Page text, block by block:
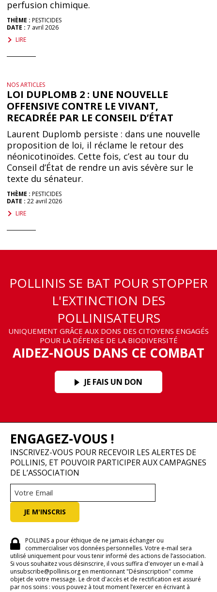
perfusion chimique.
THÈME : PESTICIDES
DATE : 7 avril 2026
LIRE
NOS ARTICLES
LOI DUPLOMB 2 : UNE NOUVELLE
OFFENSIVE CONTRE LE VIVANT,
RECADRÉE PAR LE CONSEIL D’ÉTAT
Laurent Duplomb persiste : dans une nouvelle
proposition de loi, il réclame le retour des
néonicotinoïdes. Cette fois, c’est au tour du
Conseil d’État de rendre un avis sévère sur le
texte du sénateur.
THÈME : PESTICIDES
DATE : 22 avril 2026
LIRE
POLLINIS SE BAT POUR STOPPER
L'EXTINCTION DES
POLLINISATEURS
UNIQUEMENT GRÂCE AUX DONS DES CITOYENS ENGAGÉS
POUR LA DÉFENSE DE LA BIODIVERSITÉ
AIDEZ-NOUS DANS CE COMBAT
JE FAIS UN DON
ENGAGEZ-VOUS !
INSCRIVEZ-VOUS POUR RECEVOIR LES ALERTES DE
POLLINIS, ET POUVOIR PARTICIPER AUX CAMPAGNES
DE L’ASSOCIATION
POLLINIS a pour éthique de ne jamais échanger ou
commercialiser vos données personnelles. Votre e-mail sera
utilisé uniquement pour vous tenir informé des actions de l’association.
Si vous souhaitez vous désinscrire, il vous suffira d'envoyer un e-mail à
unsubscribe@pollinis.org en mentionnant "Désinscription" comme
objet de votre message. Le droit d'accès et de rectification est assuré
par nos soins : vous pouvez à tout moment l’exercer en écrivant à